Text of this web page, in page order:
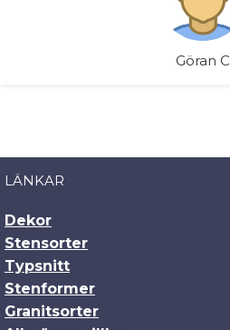
Göran C
LÄNKAR
Dekor
Stensorter
Typsnitt
Stenformer
Granitsorter